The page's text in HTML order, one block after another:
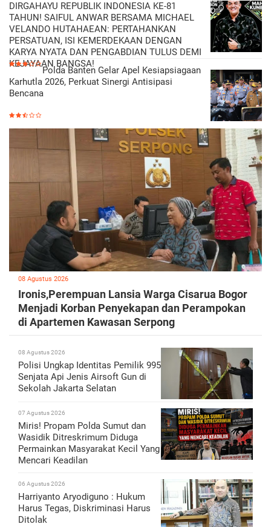
DIRGAHAYU REPUBLIK INDONESIA KE-81
TAHUN! SAIFUL ANWAR BERSAMA MICHAEL
VELANDO HUTAHAEAN: PERTAHANKAN
PERSATUAN, ISI KEMERDEKAAN DENGAN
KARYA NYATA DAN PENGABDIAN TULUS DEMI
KEJAYAAN BANGSA!
Polda Banten Gelar Apel Kesiapsiagaan
Karhutla 2026, Perkuat Sinergi Antisipasi
Bencana
08 Agustus 2026
Ironis,Perempuan Lansia Warga Cisarua Bogor
Menjadi Korban Penyekapan dan Perampokan
di Apartemen Kawasan Serpong
08 Agustus 2026
Polisi Ungkap Identitas Pemilik 995
Senjata Api Jenis Airsoft Gun di
Sekolah Jakarta Selatan
07 Agustus 2026
Miris! Propam Polda Sumut dan
Wasidik Ditreskrimum Diduga
Permainkan Masyarakat Kecil Yang
Mencari Keadilan
06 Agustus 2026
Harriyanto Aryodiguno : Hukum
Harus Tegas, Diskriminasi Harus
Ditolak